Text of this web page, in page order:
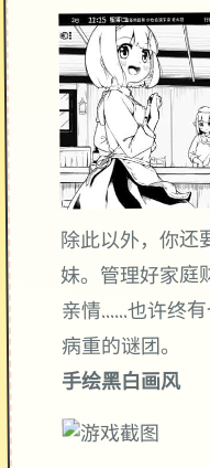
除此以外，你还
妹。管理好家庭
亲情……也许终
病重的谜团。
手绘黑白画风